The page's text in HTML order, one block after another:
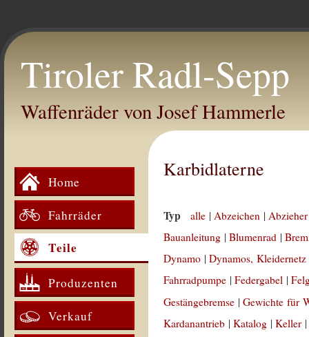
Tiroler Radl-Sepp
Waffenräder von Josef Hammerle
Home
Fahrräder
Teile
Produzenten
Verkauf
Karbidlaterne
Typ alle |Abzeichen |
Bauanleitung |Blumenrad |
Dynamo |Dynamos, Kleidernetz
Fahrradpumpe |Federgabel |
Gestängebremse |Gewichte für
Kardanantrieb |Katalog |Keller